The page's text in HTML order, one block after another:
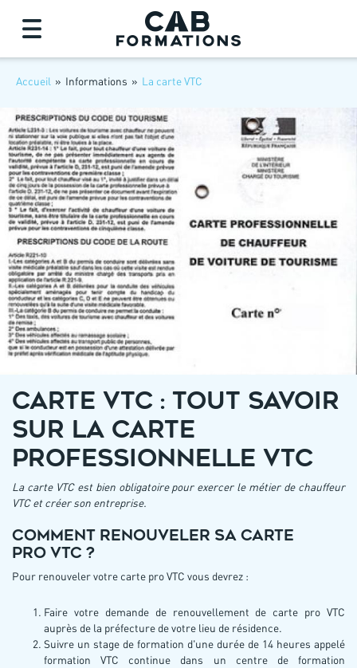
Accueil » Informations » La carte VTC
CARTE VTC : TOUT SAVOIR
SUR LA CARTE
PROFESSIONNELLE VTC
La carte VTC est bien obligatoire pour exercer le métier de chauffeur
VTC et créer son entreprise.
Comment renouveler sa carte
pro VTC ?
Pour renouveler votre carte pro VTC vous devrez :
Faire votre demande de renouvellement de carte pro VTC
auprès de la préfecture de votre lieu de résidence.
Suivre un stage de formation d'une durée de 14 heures appelé
formation VTC continue dans un centre de formation